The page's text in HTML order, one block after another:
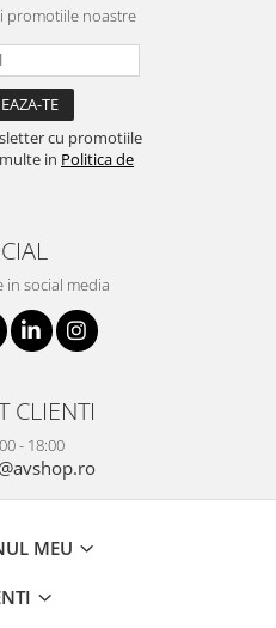
promotiile noastre
cu promotiile
in Politica de
in social media
CLIENTI
- 18:00
MEU